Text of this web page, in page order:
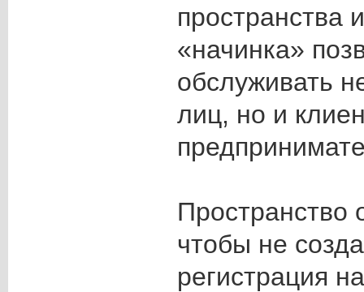
пространства
«начинка»
обслуживать
лиц, но и
Пространство
чтобы не
регистрация